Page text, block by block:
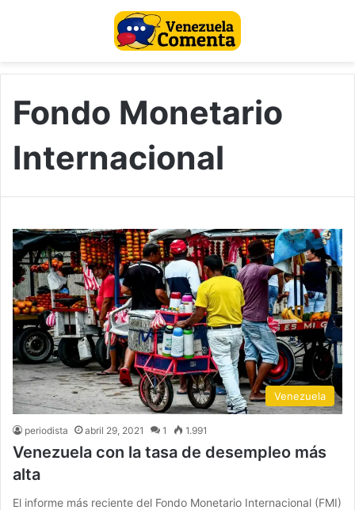
Fondo Monetario
Internacional
Venezuela
periodista abril 29, 2021 1 1.991
Venezuela con la tasa de desempleo más
alta
El informe más reciente del Fondo Monetario Internacional (FMI)